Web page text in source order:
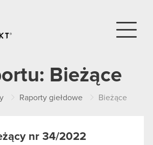
Bieżące
Raporty giełdowe Bieżące
nr 34/2022